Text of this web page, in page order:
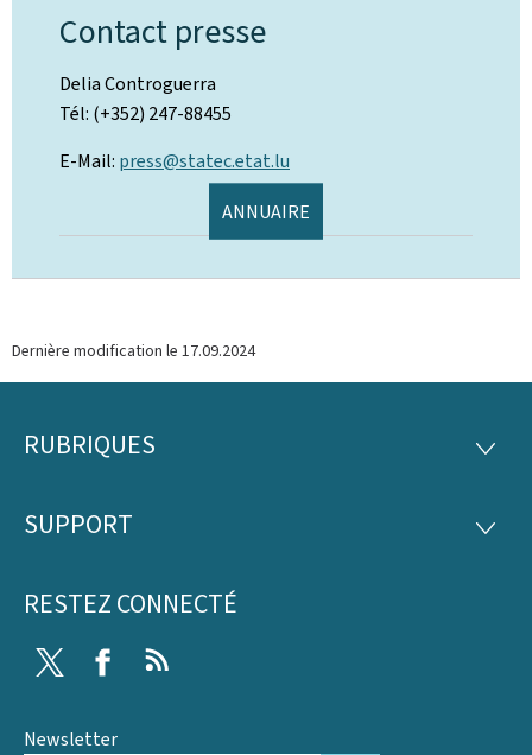
Contact presse
Delia Controguerra
Tél: (+352) 247-88455
E-Mail: press@statec.etat.lu
ANNUAIRE
Dernière modification le 17.09.2024
Pied
page
RUBRIQUES
SUPPORT
RESTEZ CONNECTÉ
Twitter Facebook
Newsletter